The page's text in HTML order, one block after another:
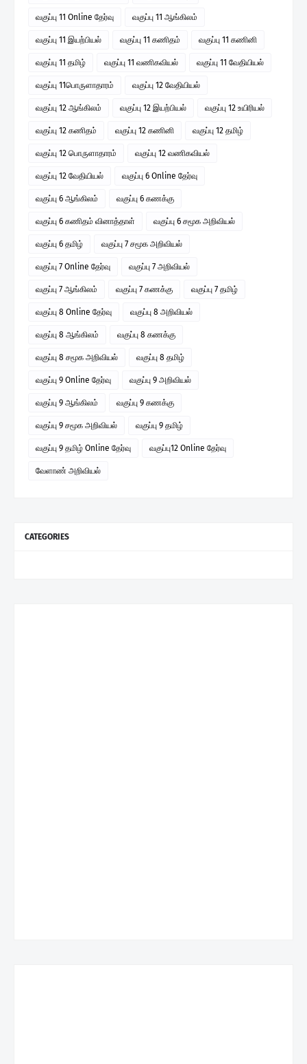
வகுப்பு 11 Online தேர்வு வகுப்பு 11 ஆங்கிலம்
வகுப்பு 11 இயற்பியல் வகுப்பு 11 கணிதம் வகுப்பு 11 கணினி
வகுப்பு 11 தமிழ் வகுப்பு 11 வணிகவியல் வகுப்பு 11 வேதியியல்
வகுப்பு 11பொருளாதாரம் வகுப்பு 12 வேதியியல்
வகுப்பு 12 ஆங்கிலம் வகுப்பு 12 இயற்பியல் வகுப்பு 12 உயிரியல்
வகுப்பு 12 கணிதம் வகுப்பு 12 கணினி வகுப்பு 12 தமிழ்
வகுப்பு 12 பொருளாதாரம் வகுப்பு 12 வணிகவியல்
வகுப்பு 12 வேதியியல் வகுப்பு 6 Online தேர்வு
வகுப்பு 6 ஆங்கிலம் வகுப்பு 6 கணக்கு
வகுப்பு 6 கணிதம் வினாத்தாள் வகுப்பு 6 சமூக அறிவியல்
வகுப்பு 6 தமிழ் வகுப்பு 7 சமூக அறிவியல்
வகுப்பு 7 Online தேர்வு வகுப்பு 7 அறிவியல்
வகுப்பு 7 ஆங்கிலம் வகுப்பு 7 கணக்கு வகுப்பு 7 தமிழ்
வகுப்பு 8 Online தேர்வு வகுப்பு 8 அறிவியல்
வகுப்பு 8 ஆங்கிலம் வகுப்பு 8 கணக்கு
வகுப்பு 8 சமூக அறிவியல் வகுப்பு 8 தமிழ்
வகுப்பு 9 Online தேர்வு வகுப்பு 9 அறிவியல்
வகுப்பு 9 ஆங்கிலம் வகுப்பு 9 கணக்கு
வகுப்பு 9 சமூக அறிவியல் வகுப்பு 9 தமிழ்
வகுப்பு 9 தமிழ் Online தேர்வு வகுப்பு12 Online தேர்வு
வேளாண் அறிவியல்
CATEGORIES